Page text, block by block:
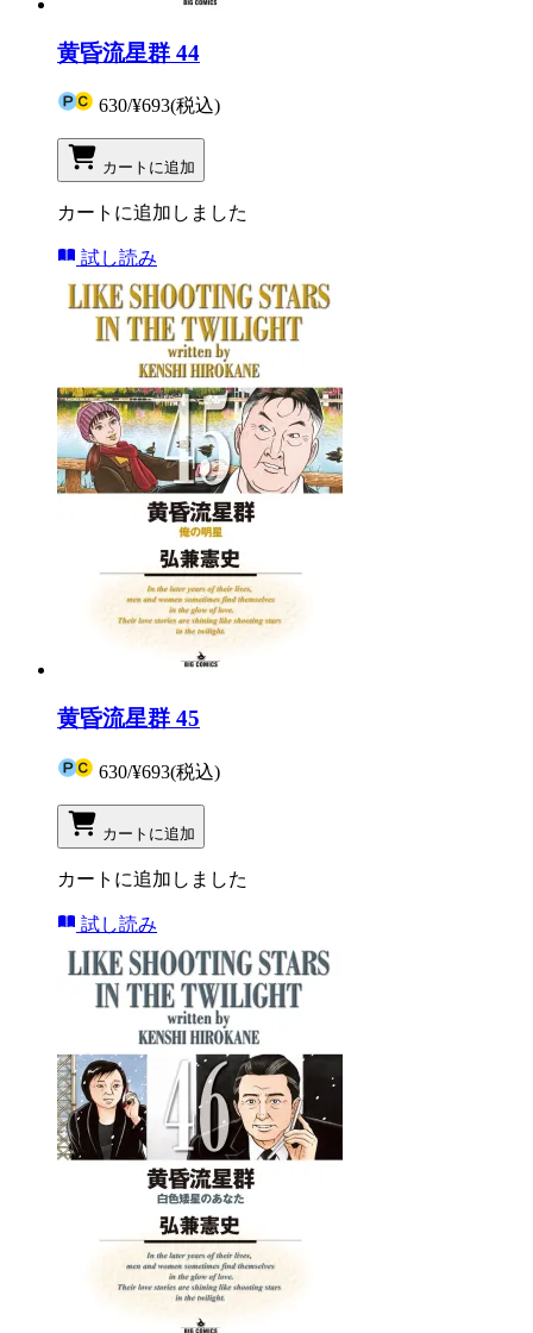
黄昏流星群 44
630/¥693(税込)
カートに追加
カートに追加しました
試し読み
黄昏流星群 45
630/¥693(税込)
カートに追加
カートに追加しました
試し読み